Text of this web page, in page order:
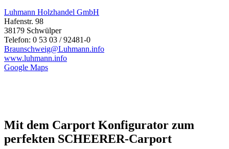
Luhmann Holzhandel GmbH
Hafenstr. 98
38179 Schwülper
Telefon: 0 53 03 / 92481-0
Braunschweig@Luhmann.info
www.luhmann.info
Google Maps
Mit dem Carport Konfigurator zum
perfekten SCHEERER-Carport